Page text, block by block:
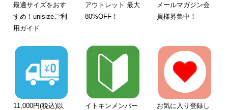
最適サイズをおす
すめ！unisizeご利
用ガイド
アウトレット 最大
80%OFF！
メールマガジン会
員様募集中！
11,000円(税込)以
イトキンメンバー
お気に入り登録し